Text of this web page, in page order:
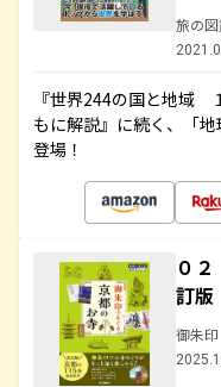
旅の
『世界244の国と地域
もに解説』に続く、「
登場！
０
訂版
御朱印